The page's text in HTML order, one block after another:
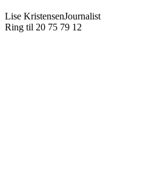
Lise KristensenJournalist
Ring til 20 75 79 12